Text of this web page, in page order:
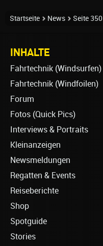
Startseite News Seite 350
INHALTE
Fahrtechnik (Windsurfen)
Fahrtechnik (Windfoilen)
Forum
Fotos (Quick Pics)
Interviews & Portraits
Kleinanzeigen
Newsmeldungen
Regatten & Events
Reiseberichte
Shop
Spotguide
Stories